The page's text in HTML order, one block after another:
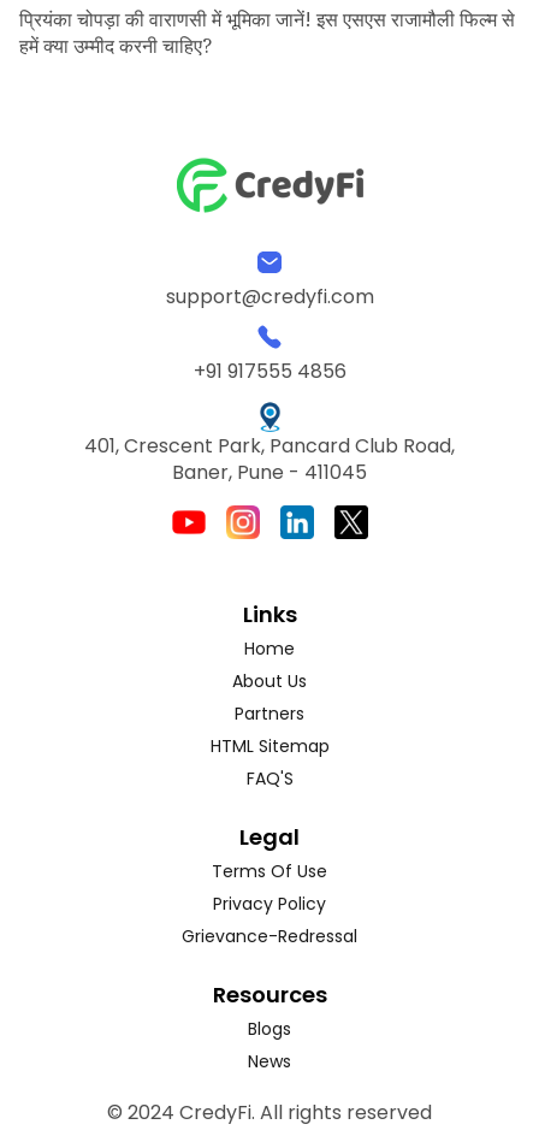
प्रियंका चोपड़ा की वाराणसी में भूमिका जानें! इस एसएस राजामौली फिल्म से
हमें क्या उम्मीद करनी चाहिए?
support@credyfi.com
+91 917555 4856
401, Crescent Park, Pancard Club Road,
Baner, Pune - 411045
Links
Home
About Us
Partners
HTML Sitemap
FAQ'S
Legal
Terms Of Use
Privacy Policy
Grievance-Redressal
Resources
Blogs
News
© 2024 CredyFi. All rights reserved